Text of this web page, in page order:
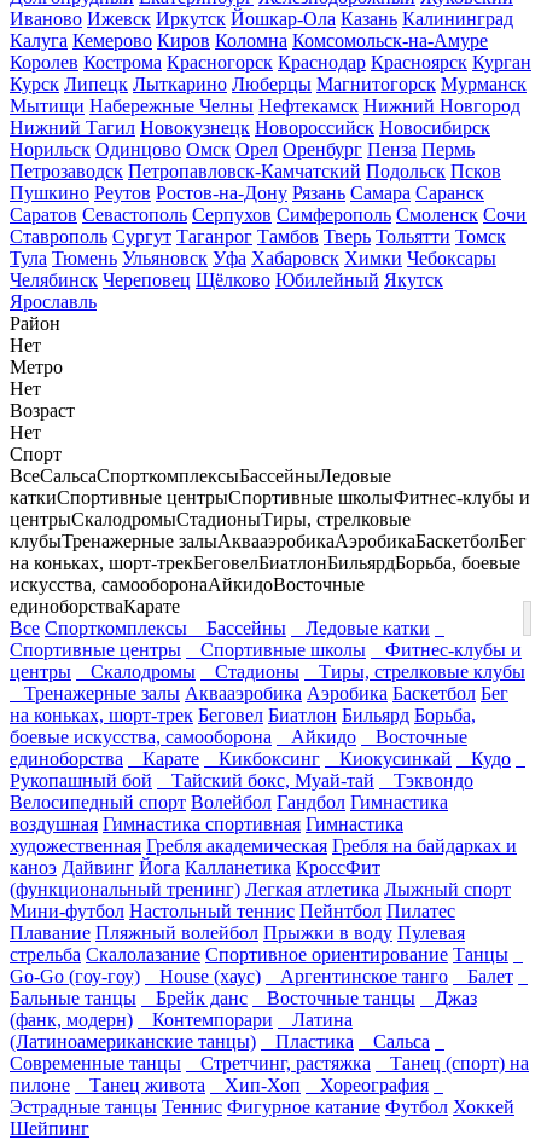
Иваново Ижевск Иркутск Йошкар-Ола Казань Калининград
Калуга Кемерово Киров Коломна Комсомольск-на-Амуре
Королев Кострома Красногорск Краснодар Красноярск Курган
Курск Липецк Лыткарино Люберцы Магнитогорск Мурманск
Мытищи Набережные Челны Нефтекамск Нижний Новгород
Нижний Тагил Новокузнецк Новороссийск Новосибирск
Норильск Одинцово Омск Орел Оренбург Пенза Пермь
Петрозаводск Петропавловск-Камчатский Подольск Псков
Пушкино Реутов Ростов-на-Дону Рязань Самара Саранск
Саратов Севастополь Серпухов Симферополь Смоленск Сочи
Ставрополь Сургут Таганрог Тамбов Тверь Тольятти Томск
Тула Тюмень Ульяновск Уфа Хабаровск Химки Чебоксары
Челябинск Череповец Щёлково Юбилейный Якутск
Ярославль
Район
Нет
Метро
Нет
Возраст
Нет
Спорт
ВсеСальсаСпорткомплексыБассейныЛедовые
каткиСпортивные центрыСпортивные школыФитнес-клубы и
центрыСкалодромыСтадионыТиры, стрелковые
клубыТренажерные залыАквааэробикаАэробикаБаскетболБег
на коньках, шорт-трекБеговелБиатлонБильярдБорьба, боевые
искусства, самооборонаАйкидоВосточные
единоборстваКарате
Все Спорткомплексы Бассейны
Ледовые катки
Спортивные центры
Спортивные школы
Фитнес-клубы и
центры
Скалодромы Стадионы
Тиры, стрелковые клубы
Тренажерные залы Аквааэробика Аэробика Баскетбол Бег
на коньках, шорт-трек Беговел Биатлон Бильярд Борьба,
боевые искусства, самооборона
Айкидо
Восточные
единоборства
Карате Кикбоксинг Киокусинкай
Кудо
Рукопашный бой
Тайский бокс, Муай-тай
Тэквондо
Велосипедный спорт Волейбол Гандбол Гимнастика
воздушная Гимнастика спортивная Гимнастика
художественная Гребля академическая Гребля на байдарках и
каноэ Дайвинг Йога Калланетика КроссФит
(функциональный тренинг) Легкая атлетика Лыжный спорт
Мини-футбол Настольный теннис Пейнтбол Пилатес
Плавание Пляжный волейбол Прыжки в воду Пулевая
стрельба Скалолазание Спортивное ориентирование Танцы
Go-Go (гоу-гоу)
House (хаус) Аргентинское танго
Балет
Бальные танцы
Брейк данс Восточные танцы
Джаз
(фанк, модерн)
Контемпорари
Латина
(Латиноамериканские танцы)
Пластика
Сальса
Современные танцы
Стретчинг, растяжка
Танец (спорт) на
пилоне
Танец живота Хип-Хоп
Хореография
Эстрадные танцы Теннис Фигурное катание Футбол Хоккей
Шейпинг